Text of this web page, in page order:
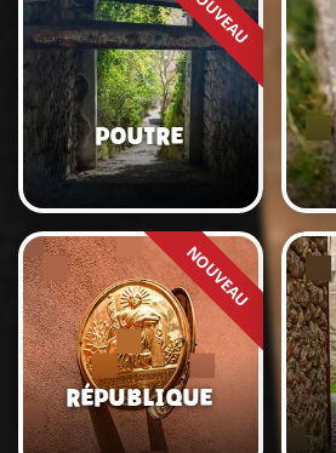
Poutre
République